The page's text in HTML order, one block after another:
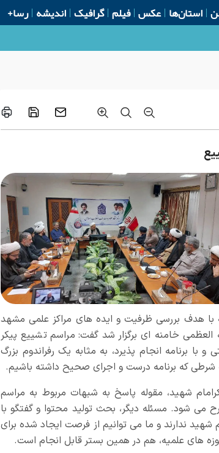
استان‌ها عکس فیلم گرافیک اندیشه رسا+
سال
با هدف بررسی ظرفیت و ایده های مراکز علمی مشهد
خامنه ای برگزار شد گفت:مراسم تشییع پیکر
برنامه انجام پذیرد، به مثابه یک رفراندوم بزرگ
شرطی که برنامه درست و اجرای صحیح داشته باشیم.
شهید، مقوله پاسخ به شبهات مربوط به مراسم
می شود. مسئله دیگر، بحث تولید محتوا و گفتگو با
ندارند و ما می توانیم از فرصت ایجاد شده برای
های علمیه، هم در همین بستر قابل انجام است.